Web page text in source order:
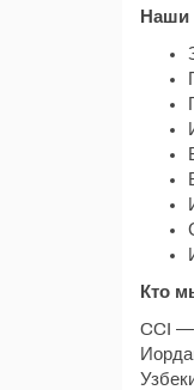
Наши
Кто
CCI —